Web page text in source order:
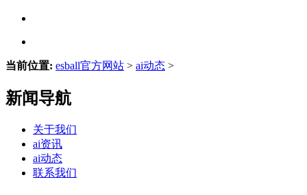
当前位置: esball官方网站 > ai动态 >
新闻导航
关于我们
ai资讯
ai动态
联系我们